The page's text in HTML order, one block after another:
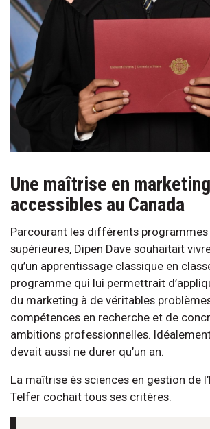
Une maîtrise en
accessibles au Canada
Parcourant les différents programmes
supérieures, Dipen Dave souhaitait
qu’un apprentissage classique en
programme qui lui permettrait
du marketing à de véritables
compétences en recherche et de
ambitions professionnelles.
devait aussi ne durer qu’un an.
La maîtrise ès sciences en gestion de
Telfer cochait tous ses critères.